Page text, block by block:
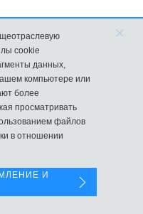
White
cookie
данных,
компьютере или
более
просматривать
файлов
в отношении
×
И